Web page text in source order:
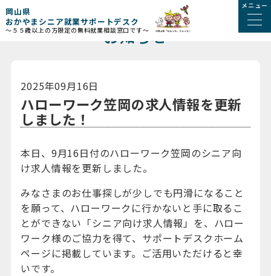
岡山県
おかやまシニア就業サポートデスク
～５５歳以上の方限定の無料就業相談窓口です～
メニュー
お知らせ
2025年09月16日
ハローワーク笠岡の求人情報を更新
しました！
本日、9月16日付のハローワーク笠岡のシニア向
け求人情報を更新しました。
みなさまのお仕事探しが少しでも円滑になること
を願って、ハローワークに行かないと手に取るこ
とができない「シニア向け求人情報」を、ハロー
ワーク様のご協力を得て、サポートデスクホーム
ページに掲載しています。ご活用いただけると幸
いです。